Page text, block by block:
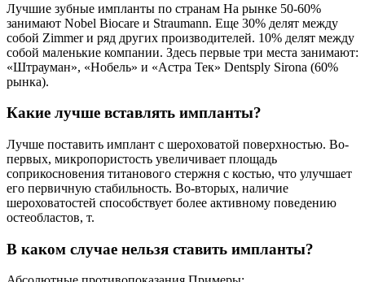
Лучшие зубные импланты по странам На рынке 50-60%
занимают Nobel Biocare и Straumann. Еще 30% делят между
собой Zimmer и ряд других производителей. 10% делят между
собой маленькие компании. Здесь первые три места занимают:
«Штрауман», «Нобель» и «Астра Тек» Dentsply Sirona (60%
рынка).
Какие лучше вставлять импланты?
Лучше поставить имплант с шероховатой поверхностью. Во-
первых, микропористость увеличивает площадь
соприкосновения титанового стержня с костью, что улучшает
его первичную стабильность. Во-вторых, наличие
шероховатостей способствует более активному поведению
остеобластов, т.
В каком случае нельзя ставить импланты?